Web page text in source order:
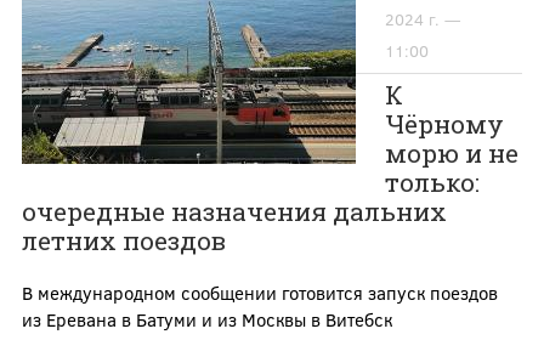
2024 г. —
11:00
К
Чёрному
морю и не
только:
очередные назначения дальних
летних поездов
В международном сообщении готовится запуск поездов
из Еревана в Батуми и из Москвы в Витебск